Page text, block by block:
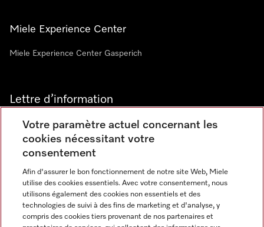
Miele Experience Center
Miele Experience Center Gasperich
Lettre d’information
Langue
FRANCAIS
Votre paramètre actuel concernant les
cookies nécessitant votre
consentement
Afin d'assurer le bon fonctionnement de notre site Web, Miele
utilise des cookies essentiels. Avec votre consentement, nous
utilisons également des cookies non essentiels et des
technologies de suivi à des fins de marketing et d'analyse, y
compris des cookies tiers provenant de nos partenaires et